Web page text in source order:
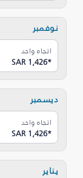
نوفمبر
اتجاه واحد
SAR 1,426*
ديسمبر
اتجاه واحد
SAR 1,426*
يناير